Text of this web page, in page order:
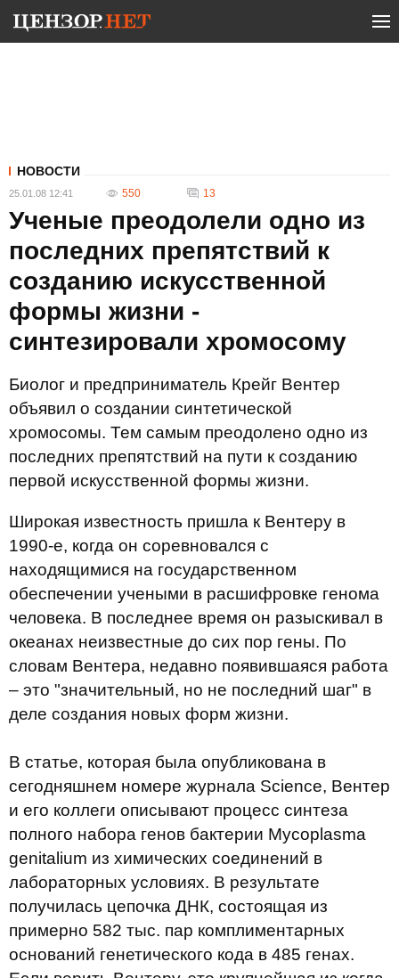
НОВОСТИ
25.01.08 12:41 550 13
Ученые преодолели одно из
последних препятствий к
созданию искусственной
формы жизни -
синтезировали хромосому
Биолог и предприниматель Крейг Вентер
объявил о создании синтетической
хромосомы. Тем самым преодолено одно из
последних препятствий на пути к созданию
первой искусственной формы жизни.
Широкая известность пришла к Вентеру в
1990-е, когда он соревновался с
находящимися на государственном
обеспечении учеными в расшифровке генома
человека. В последнее время он разыскивал в
океанах неизвестные до сих пор гены. По
словам Вентера, недавно появившаяся работа
– это "значительный, но не последний шаг" в
деле создания новых форм жизни.
В статье, которая была опубликована в
сегодняшнем номере журнала Science, Вентер
и его коллеги описывают процесс синтеза
полного набора генов бактерии Mycoplasma
genitalium из химических соединений в
лабораторных условиях. В результате
получилась цепочка ДНК, состоящая из
примерно 582 тыс. пар комплиментарных
оснований генетического кода в 485 генах.